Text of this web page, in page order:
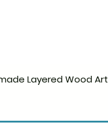
Layered Wood Art